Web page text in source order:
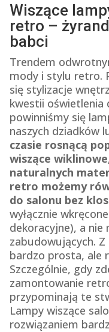
Wiszące
retro –
babci
Trendem
mody i stylu retro.
się stylizacje
kwestii oświetlenia
powinniśmy się
naszych dziadków
czasie rosnącą
wiszące
naturalnych
retro możemy
do salonu bez
wyłącznie
dekoracyjne), a
zabudowujących.
bardzo prosta, ale
Szczególnie, gdy
zamontowanie
przypominają te
Lampy wiszące
rozwiązaniem